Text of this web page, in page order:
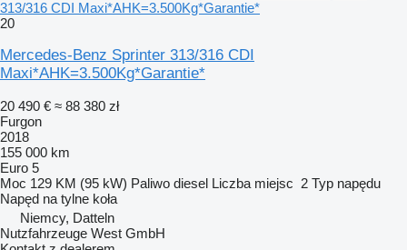
Wir bieten attraktive Angebote – auch ohne Anzahlung möglich!
Sprechen Sie uns gerne an
Standort
Nutzfahrzeuge West GmbH
Öffnungszeiten
Alle Angaben im Internet sind unverbindlich und dienen nur der
allgemeinen Fahrzeugbeschreibung. Irrtümer
Tippfehler sowie Zwischenverkauf vorbehalten
Die verbindliche Beschaffenheit des Fahrzeugs ergibt sich
ausschließlich aus dem Kaufvertrag vor Ort oder durch
schriftliche Zusicherungen
Fahrzeuge mit einer Laufleistung über 50.000 km oder älter als 3
Jahre verkaufen wir bevorzugt an unsere Gewerbekunden
Scheckheftgepflegt
313/316 CDI Maxi*AHK=3.500Kg*Garantie*
20
Mercedes-Benz Sprinter 313/316 CDI
Maxi*AHK=3.500Kg*Garantie*
20 490 € ≈ 88 380 zł
Furgon
2018
155 000 km
Euro 5
Moc 129 KM (95 kW) Paliwo diesel Liczba miejsc 2 Typ napędu
Napęd na tylne koła
Niemcy, Datteln
Nutzfahrzeuge West GmbH